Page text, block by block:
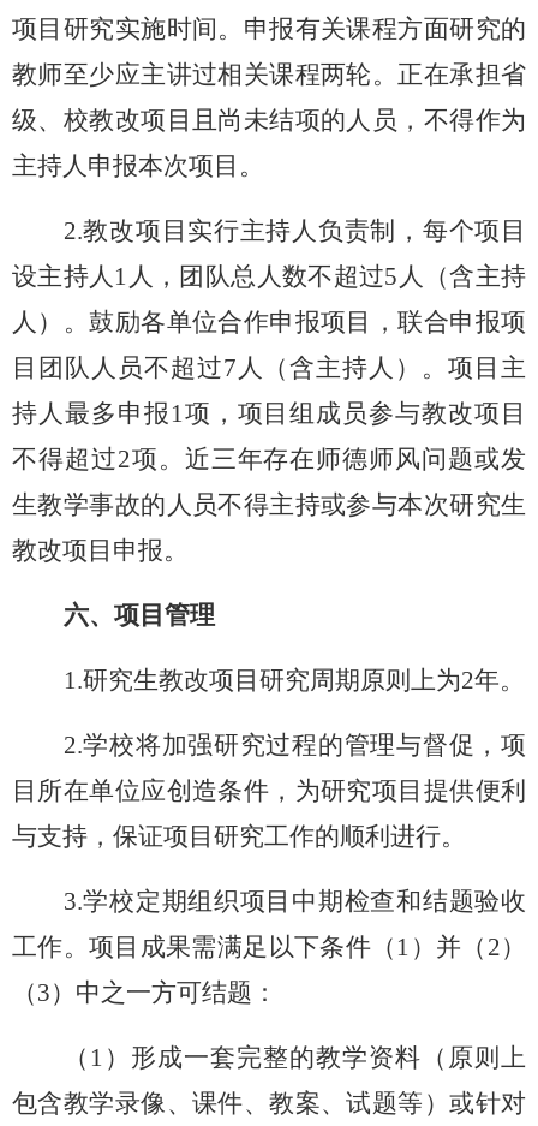
项目研究实施时间。 申报有关课程方面研究的
教师至少应主讲过相关课程两轮。正在承担省
级、校教改项目 且尚未结项的人员 ， 不得作为
主持人申报本次项目 。
2.教改项目 实行主持人负责制， 每个项目
设主持人 1人， 团队总人数不超过5人（含主持
人）。鼓励各单位合作申报项目，联合申报项
目 团队人员不超过7人（含主持人）。项目主
持人最多申报1项，项目组成员参与教改项目
不得超过2项。近三年存在师德师风问题或发
生教学事故的人员不得主持或参与本次研究生
教改项目 申报。
六、项目管理
1.研究生教改项目研究周期原则上为2年。
2.学校将加强研究过程的管理与督促，项
目所在单位应创造条件，为研究项目提供便利
与支持，保证项目研究工作的顺利进行。
3.学校定期组织项目中期检查和结题验收
工作。项目成果需满足以下条件（ 1 ） 并 （ 2）
（3） 中之一方可结题：
（ 1） 形成一套完整的教学资料（原则上
包含教学录像、课件、教案、试题等 ）或针对